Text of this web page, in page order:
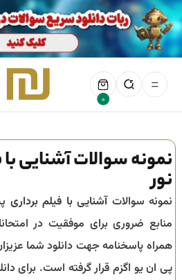
0
نمونه سوالات آشنایی
نور
نمونه سوالاتآشنایی با فیلم برداری
منابع ضروری برای موفقیت در
همراه پاسخنامه جهت دانلود شما
پی ان یو اگزم قرار گرفته است. برای